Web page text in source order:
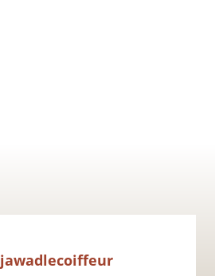
jawadlecoiffeur